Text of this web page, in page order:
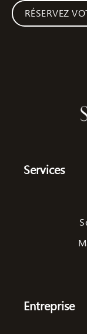
RÉSERVEZ
Services
Entreprise